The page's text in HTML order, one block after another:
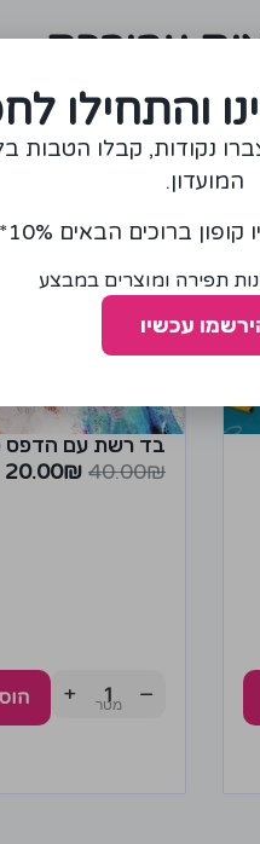
עבורכם
מבצע!
בד רשת עם הדפס
40.00₪
20.00₪
−
+
והתחילו
נקודות, קבלו הטבות
המועדון.
ברוכים הבאים 10%*
תפירה ומוצרים במבצע
עכשיו